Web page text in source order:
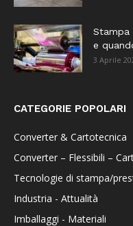
Stampa
e
3 Aprile
CATEGORIE POPOLARI
Converter & Cartotecnica
Converter – Flessibili –
Tecnologie di stampa/
Industria - Attualità
Imballaggi - Materiali